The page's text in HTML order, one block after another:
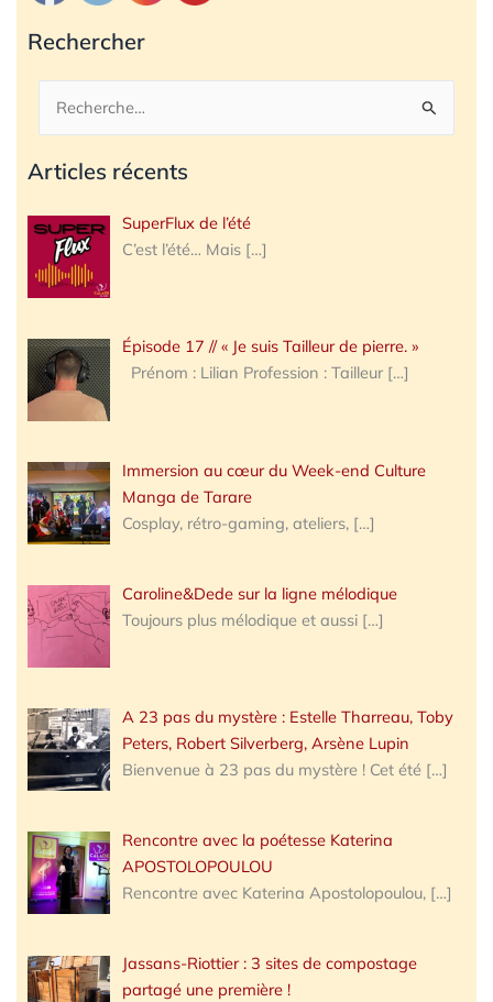
Rechercher
Rechercher :
Articles récents
SuperFlux de l’été
C’est l’été… Mais […]
Épisode 17 // « Je suis Tailleur de pierre. »
Prénom : Lilian Profession : Tailleur […]
Immersion au cœur du Week-end Culture
Manga de Tarare
Cosplay, rétro-gaming, ateliers, […]
Caroline&Dede sur la ligne mélodique
Toujours plus mélodique et aussi […]
A 23 pas du mystère : Estelle Tharreau, Toby
Peters, Robert Silverberg, Arsène Lupin
Bienvenue à 23 pas du mystère ! Cet été […]
Rencontre avec la poétesse Katerina
APOSTOLOPOULOU
Rencontre avec Katerina Apostolopoulou, […]
Jassans-Riottier : 3 sites de compostage
partagé une première !